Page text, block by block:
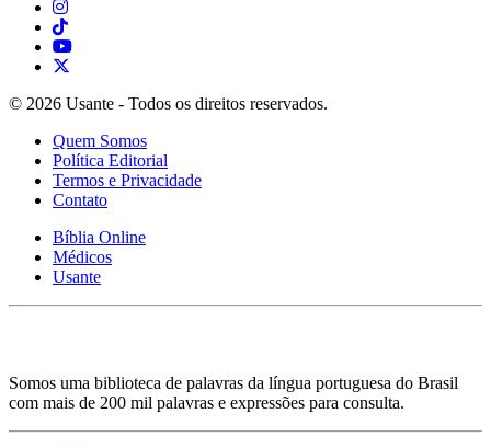
© 2026 Usante - Todos os direitos reservados.
Quem Somos
Política Editorial
Termos e Privacidade
Contato
Bíblia Online
Médicos
Usante
Somos uma biblioteca de palavras da língua portuguesa do Brasil
com mais de 200 mil palavras e expressões para consulta.